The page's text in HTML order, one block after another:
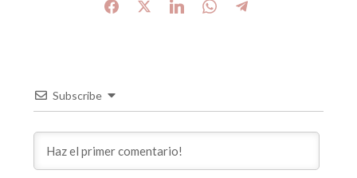
Subscribe